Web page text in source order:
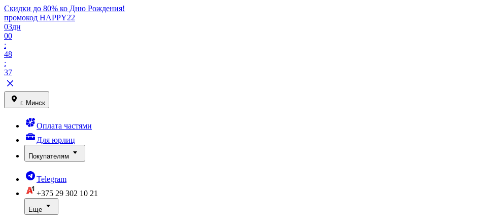
Скидки до 80% ко Дню Рождения!
промокод HAPPY22
03дн
00
:
48
:
37
г. Минск
Оплата частями
Для юрлиц
Покупателям
Telegram
+375 29 302 10 21
Еще